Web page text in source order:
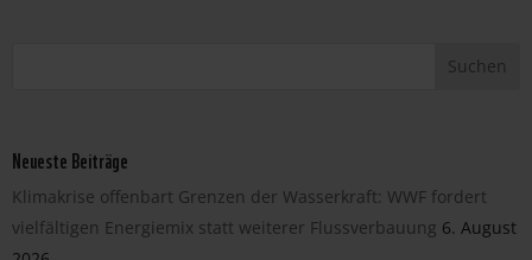
Neueste Beiträge
Klimakrise offenbart Grenzen der Wasserkraft: WWF fordert
vielfältigen Energiemix statt weiterer Flussverbauung 6. August